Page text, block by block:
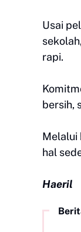
Usai
rapi.
bersih,
Melalui
hal
Haeril